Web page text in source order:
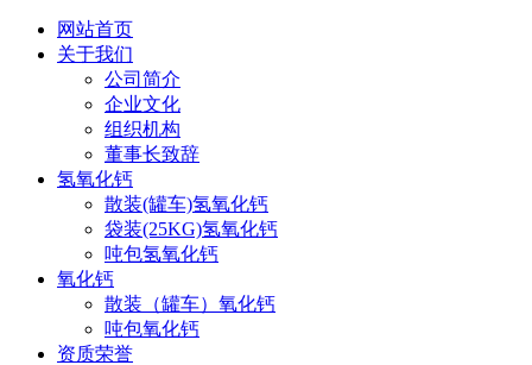
网站首页
关于我们
公司简介
企业文化
组织机构
董事长致辞
氢氧化钙
散装(罐车)氢氧化钙
袋装(25KG)氢氧化钙
吨包氢氧化钙
氧化钙
散装（罐车）氧化钙
吨包氧化钙
资质荣誉